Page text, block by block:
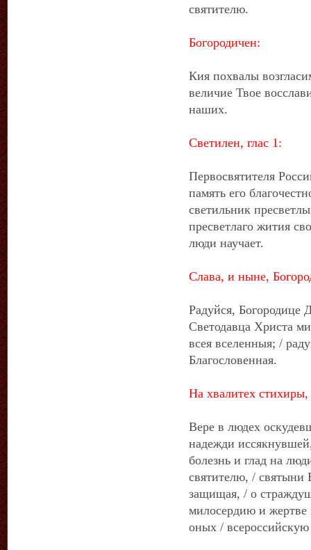
святителю.
Богородичен:
Кия похвалы
величие Твое
наших.
Светилен, глас 1:
Первосвятителя
память его
светильник
пресветлаго жития
люди научает.
Слава, и ныне,
Радуйся, Богородице
Светодавца Христа
всея вселенныя; /
Благословенная.
На хвалитех стихиры,
Вере в людех
надежди
болезнь и глад на
святителю, / святыни
защищая, / о
милосердию и жертве
оных /